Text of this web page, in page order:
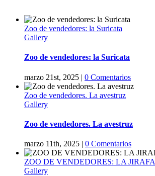
Zoo de vendedores: la Suricata
Gallery
Zoo de vendedores: la Suricata
marzo 21st, 2025 | 0 Comentarios
Zoo de vendedores. La avestruz
Gallery
Zoo de vendedores. La avestruz
marzo 11th, 2025 | 0 Comentarios
ZOO DE VENDEDORES: LA JIRAFA
Gallery